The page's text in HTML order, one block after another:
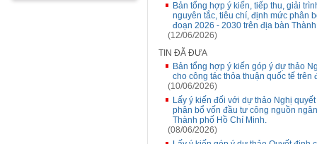
Bản tổng hợp ý kiến, tiếp thu, giải
nguyên tắc, tiêu chí, định mức phân
đoạn 2026 - 2030 trên địa bàn
(12/06/2026)
TIN ĐÃ ĐƯA
Bản tổng hợp ý kiến góp ý dự thảo
cho công tác thỏa thuận quốc tế
(10/06/2026)
Lấy ý kiến đối với dự thảo Nghị
phân bổ vốn đầu tư công nguồn
Thành phố Hồ Chí Minh.
(08/06/2026)